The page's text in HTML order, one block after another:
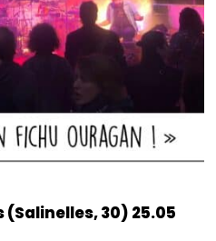
(Salinelles, 30) 25.05